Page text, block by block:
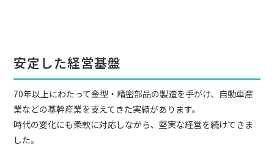
安定した経営基盤
70年以上にわたって金型・精密部品の製造を手がけ、自動車産
業などの基幹産業を支えてきた実績があります。
時代の変化にも柔軟に対応しながら、堅実な経営を続けてきま
した。